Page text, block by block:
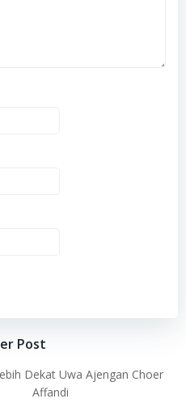
Post
Dekat Uwa Ajengan Choer
Affandi